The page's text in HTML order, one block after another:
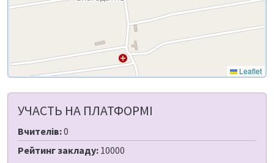
Leaflet
УЧАСТЬ НА ПЛАТФОРМІ
Вчителів:0
Рейтинг закладу: 10000